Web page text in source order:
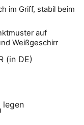
im Griff, stabil beim
auf
Weißgeschirr
(in DE)
legen